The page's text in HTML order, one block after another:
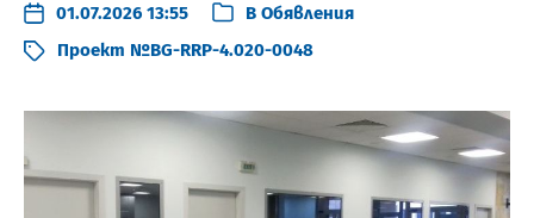
01.07.2026 13:55 В Обявления
Проект №BG-RRP-4.020-0048